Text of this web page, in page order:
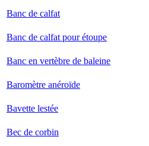
Banc de calfat
Banc de calfat pour étoupe
Banc en vertèbre de baleine
Baromètre anéroïde
Bavette lestée
Bec de corbin